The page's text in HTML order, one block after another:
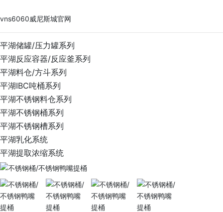
vns6060威尼斯城官网
平湖储罐/压力罐系列
平湖反应容器/反应釜系列
平湖料仓/方斗系列
平湖IBC吨桶系列
平湖不锈钢料仓系列
平湖不锈钢桶系列
平湖不锈钢槽系列
平湖乳化系统
平湖提取浓缩系统